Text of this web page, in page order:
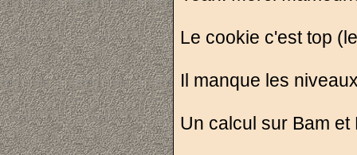
Le cookie c'est top
Il manque les
Un calcul sur Bam et